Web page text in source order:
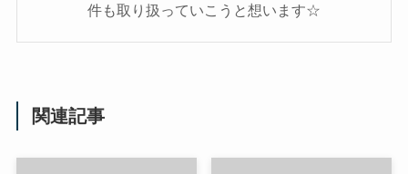
件も取り扱っていこうと想います☆
関連記事